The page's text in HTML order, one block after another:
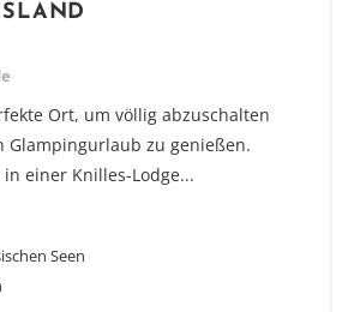
Ort, um völlig abzuschalten
zu genießen.
einer Knilles-Lodge...
Seen